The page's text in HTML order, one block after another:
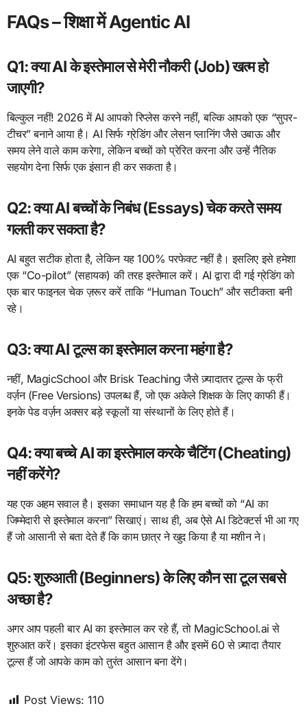
FAQs – शिक्षा में Agentic AI​
Q1: क्या AI के इस्तेमाल से मेरी नौकरी (Job) खत्म हो
जाएगी?
बिल्कुल नहीं! 2026 में AI आपको रिप्लेस करने नहीं, बल्कि आपको एक “सुपर-
टीचर” बनाने आया है। AI सिर्फ ग्रेडिंग और लेसन प्लानिंग जैसे उबाऊ और
समय लेने वाले काम करेगा, लेकिन बच्चों को प्रेरित करना और उन्हें नैतिक
सहयोग देना सिर्फ एक इंसान ही कर सकता है।​
Q2: क्या AI बच्चों के निबंध (Essays) चेक करते समय
गलती कर सकता है?
AI बहुत सटीक होता है, लेकिन यह 100% परफेक्ट नहीं है। इसलिए इसे हमेशा
एक “Co-pilot” (सहायक) की तरह इस्तेमाल करें। AI द्वारा दी गई ग्रेडिंग को
एक बार फाइनल चेक ज़रूर करें ताकि “Human Touch” और सटीकता बनी
रहे।​
Q3: क्या AI टूल्स का इस्तेमाल करना महंगा है?
नहीं, MagicSchool और Brisk Teaching जैसे ज़्यादातर टूल्स के फ्री
वर्ज़न (Free Versions) उपलब्ध हैं, जो एक अकेले शिक्षक के लिए काफी हैं।
इनके पेड वर्ज़न अक्सर बड़े स्कूलों या संस्थानों के लिए होते हैं।
​Q4: क्या बच्चे AI का इस्तेमाल करके चैटिंग (Cheating)
नहीं करेंगे?
यह एक अहम सवाल है। इसका समाधान यह है कि हम बच्चों को “AI का
जिम्मेदारी से इस्तेमाल करना” सिखाएं। साथ ही, अब ऐसे AI डिटेक्टर्स भी आ गए
हैं जो आसानी से बता देते हैं कि काम छात्र ने खुद किया है या मशीन ने।​
Q5: शुरुआती (Beginners) के लिए कौन सा टूल सबसे
अच्छा है?
अगर आप पहली बार AI का इस्तेमाल कर रहे हैं, तो MagicSchool.ai से
शुरुआत करें। इसका इंटरफेस बहुत आसान है और इसमें 60 से ज़्यादा तैयार
टूल्स हैं जो आपके काम को तुरंत आसान बना देंगे।
Post Views: 110